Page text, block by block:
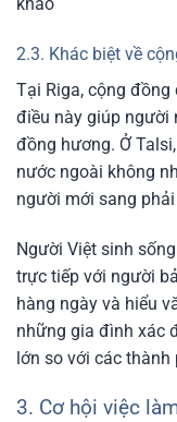
2.3. Khác biệt về
Tại Riga, cộng
điều này giúp người
đồng hương. Ở
nước ngoài không
người mới sang
Người Việt sinh
trực tiếp với người
hàng ngày và hiểu
những gia đình xác
lớn so với các thành
3. Cơ hội việc